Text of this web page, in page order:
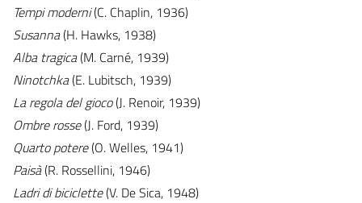
Tempi moderni(C. Chaplin, 1936)
Susanna(H. Hawks, 1938)
Alba tragica(M. Carné, 1939)
Ninotchka(E. Lubitsch, 1939)
La regola del gioco(J. Renoir, 1939)
Ombre rosse(J. Ford, 1939)
Quarto potere(O. Welles, 1941)
Paisà(R. Rossellini, 1946)
Ladri di biciclette(V. De Sica, 1948)